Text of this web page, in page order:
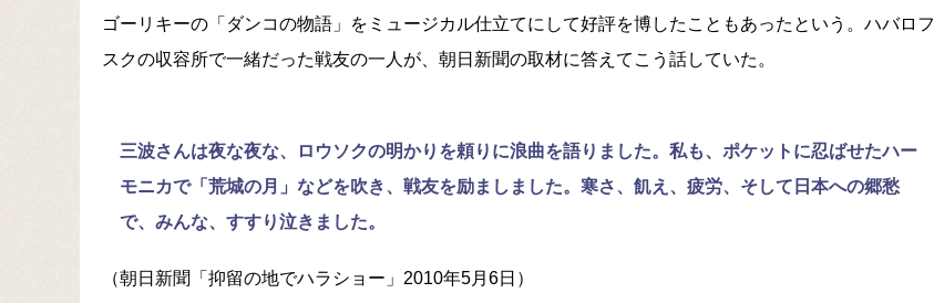
ゴーリキーの「ダンコの物語」をミュージカル仕立てにして好評を博したこともあったという。ハバロフ
スクの収容所で一緒だった戦友の一人が、朝日新聞の取材に答えてこう話していた。
三波さんは夜な夜な、ロウソクの明かりを頼りに浪曲を語りました。私も、ポケットに忍ばせたハー
モニカで「荒城の月」などを吹き、戦友を励ましました。寒さ、飢え、疲労、そして日本への郷愁
で、みんな、すすり泣きました。
（朝日新聞「抑留の地でハラショー」2010年5月6日）